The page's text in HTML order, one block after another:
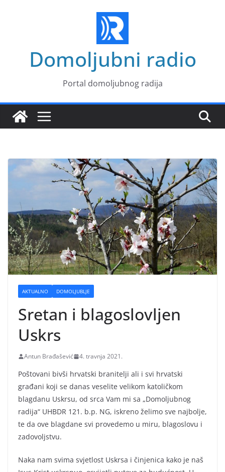
Domoljubni radio
Portal domoljubnog radija
AKTUALNO DOMOLJUBLJE
Sretan i blagoslovljen
Uskrs
Antun Brađašević 4. travnja 2021.
Poštovani bivši hrvatski branitelji ali i svi hrvatski
građani koji se danas veselite velikom katoličkom
blagdanu Uskrsu, od srca Vam mi sa „Domoljubnog
radija“ UHBDR 121. b.p. NG, iskreno želimo sve najbolje,
te da ove blagdane svi provedemo u miru, blagoslovu i
zadovoljstvu.
Naka nam svima svjetlost Uskrsa i činjenica kako je naš